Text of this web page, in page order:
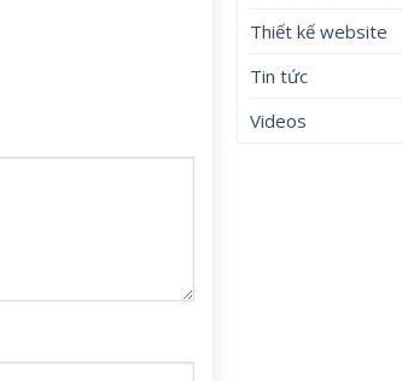
Thiết kế website
Tin tức
Videos